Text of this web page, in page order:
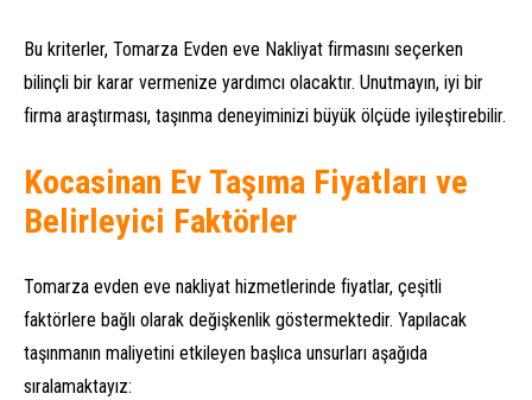
Bu kriterler, Tomarza Evden eve Nakliyat firmasını seçerken
bilinçli bir karar vermenize yardımcı olacaktır. Unutmayın, iyi bir
firma araştırması, taşınma deneyiminizi büyük ölçüde iyileştirebilir.
Kocasinan Ev Taşıma Fiyatları ve
Belirleyici Faktörler
Tomarza evden eve nakliyat hizmetlerinde fiyatlar, çeşitli
faktörlere bağlı olarak değişkenlik göstermektedir. Yapılacak
taşınmanın maliyetini etkileyen başlıca unsurları aşağıda
sıralamaktayız: